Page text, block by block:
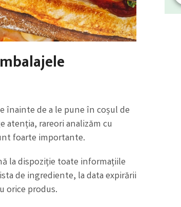
înainte de a le pune în coșul de
atenția, rareori analizăm cu
foarte importante.
la dispoziție toate informațiile
de ingrediente, la data expirării
orice produs.